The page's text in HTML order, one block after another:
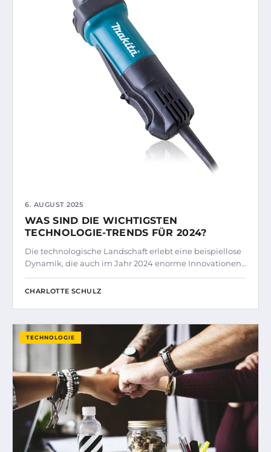
6. AUGUST 2025
WAS SIND DIE WICHTIGSTEN
TECHNOLOGIE-TRENDS FÜR 2024?
Die technologische Landschaft erlebt eine beispiellose
Dynamik, die auch im Jahr 2024 enorme Innovationen…
CHARLOTTE SCHULZ
TECHNOLOGIE